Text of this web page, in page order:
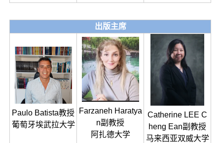
出版主席
Paulo Batista教授
葡萄牙埃武拉大学
Farzaneh Haratya
n副教授
阿扎德大学
Catherine LEE C
heng Ean副教授
马来西亚双威大学